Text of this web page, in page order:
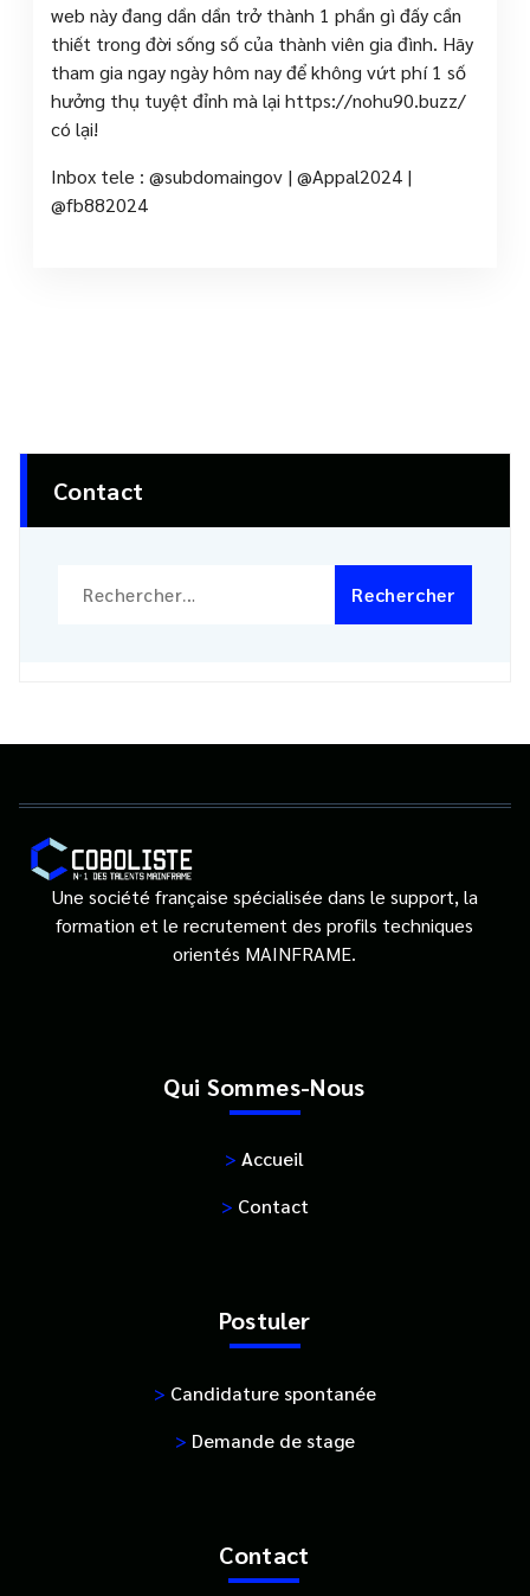
web này đang dần dần trở thành 1 phần gì đấy cần
thiết trong đời sống số của thành viên gia đình. Hãy
tham gia ngay ngày hôm nay để không vứt phí 1 số
hưởng thụ tuyệt đỉnh mà lại https://nohu90.buzz/
có lại!
Inbox tele : @subdomaingov | @Appal2024 |
@fb882024
Contact
Une société française spécialisée dans le support, la
formation et le recrutement des profils techniques
orientés MAINFRAME.
Qui Sommes-Nous
> Accueil
> Contact
Postuler
> Candidature spontanée
> Demande de stage
Contact